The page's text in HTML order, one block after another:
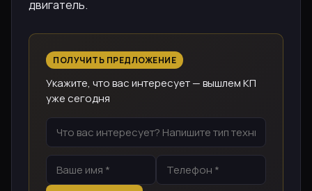
двигатель.
ПОЛУЧИТЬ ПРЕДЛОЖЕНИЕ
Укажите, что вас интересует — вышлем КП
уже сегодня